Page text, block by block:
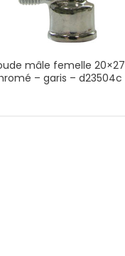
mâle femelle 20×27
– garis – d23504c